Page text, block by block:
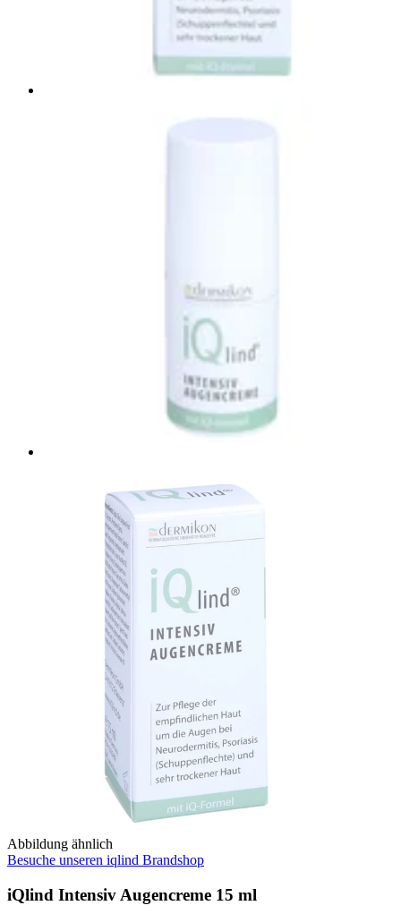
Abbildung ähnlich
Besuche unseren iqlind Brandshop
iQlind Intensiv Augencreme 15 ml